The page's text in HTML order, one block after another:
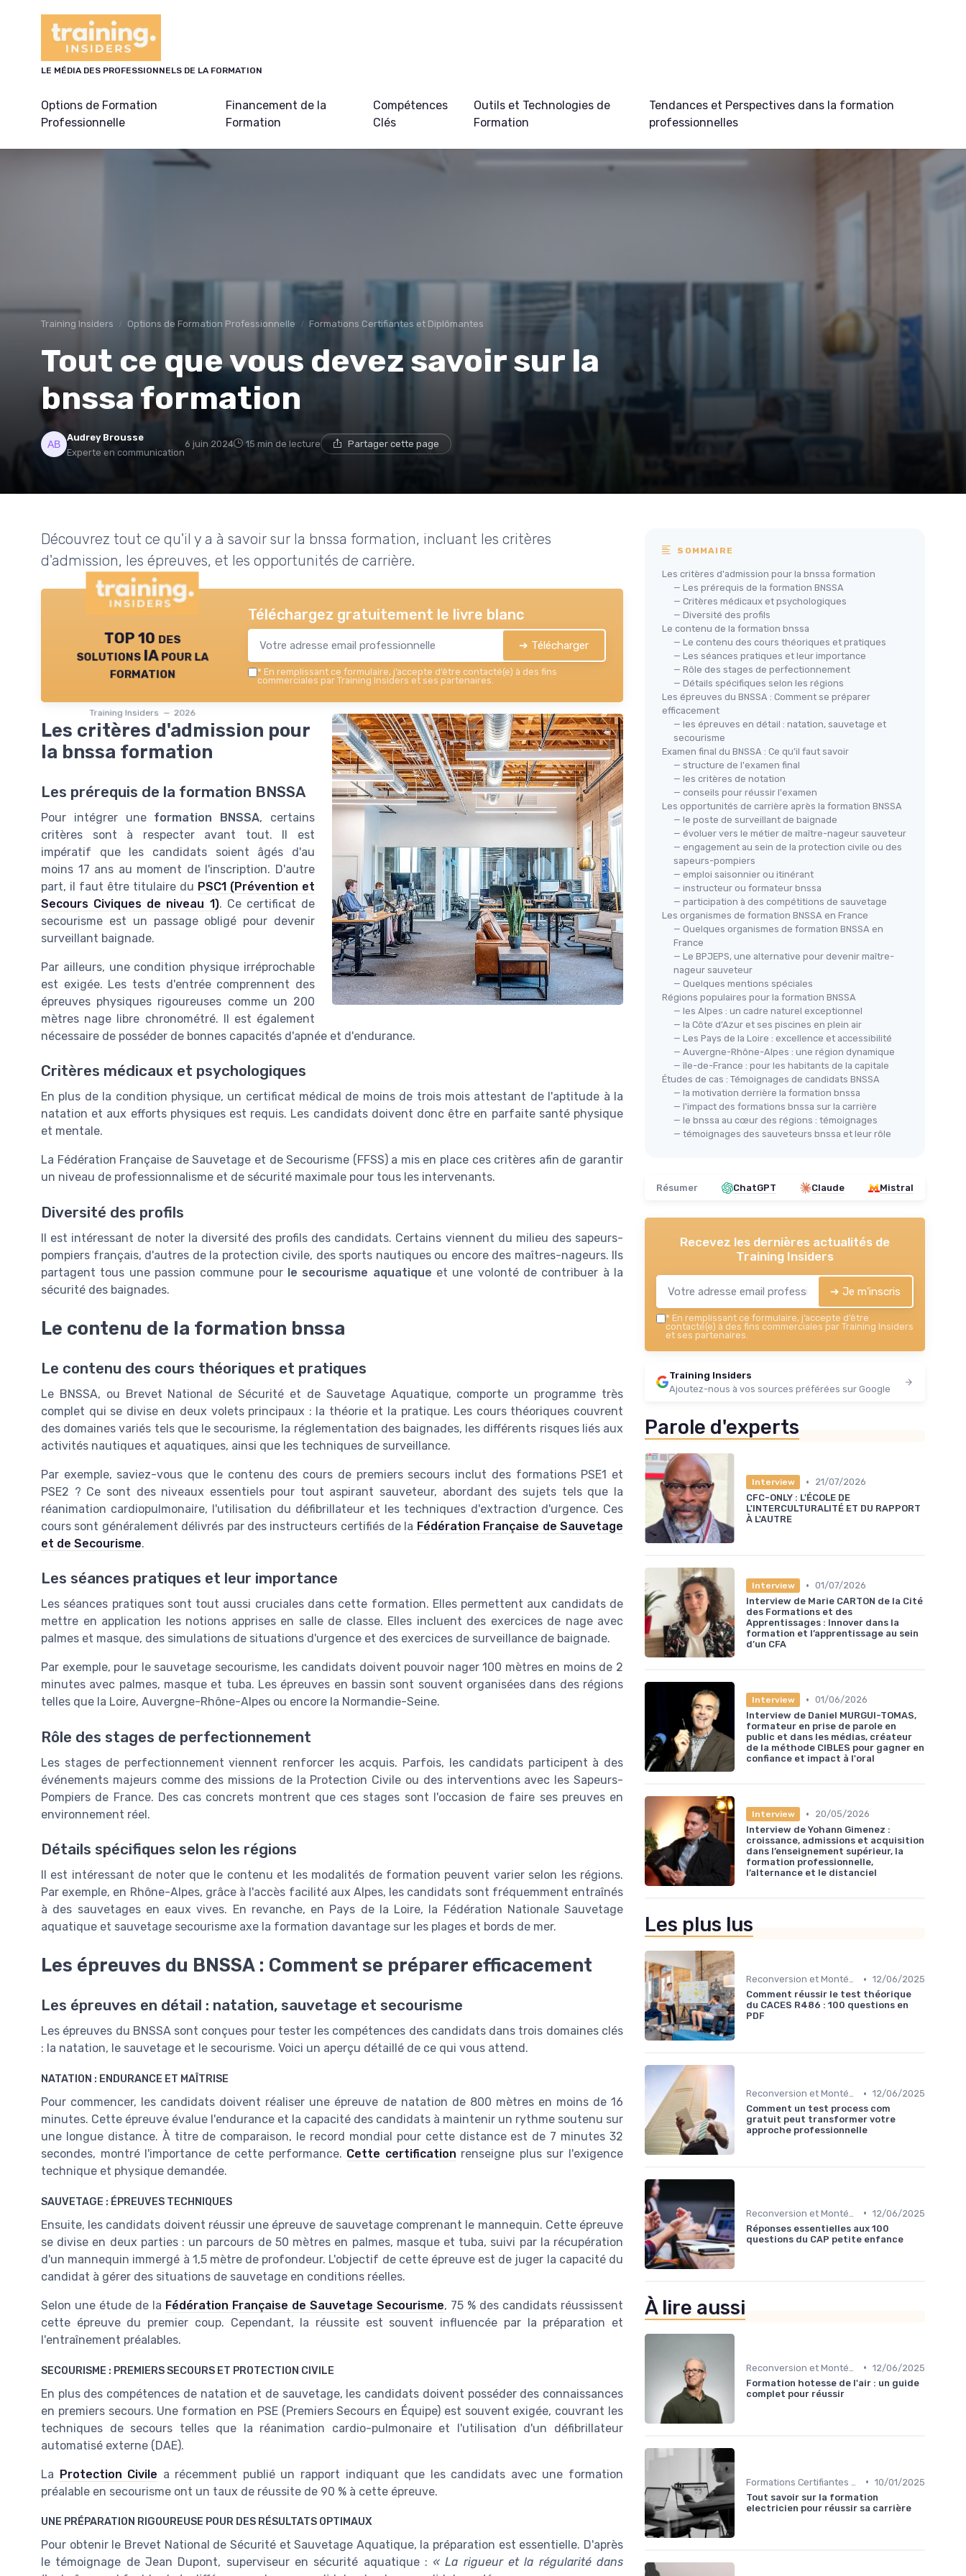
LE MÉDIA DES PROFESSIONNELS DE LA FORMATION
Options de Formation
Professionnelle
Financement de la
Formation
Compétences
Clés
Outils et Technologies de
Formation
Tendances et Perspectives dans la formation
professionnelles
Training Insiders Options de Formation Professionnelle Formations Certifiantes et Diplômantes
Tout ce que vous devez savoir sur la
bnssa formation
Audrey Brousse
Experte en communication
6 juin 2024 15 min de lecture Partager cette page
Découvrez tout ce qu'il y a à savoir sur la bnssa formation, incluant les critères
d'admission, les épreuves, et les opportunités de carrière.
TOP 10 des
solutions IA pour la
formation
Training Insiders — 2026
Téléchargez gratuitement le livre blanc
➔ Télécharger
* En remplissant ce formulaire, j’accepte d’être contacté(e) à des fins
commerciales par Training Insiders et ses partenaires.
Les critères d'admission pour
la bnssa formation
Les prérequis de la formation BNSSA
Pour intégrer une formation BNSSA, certains
critères sont à respecter avant tout. Il est
impératif que les candidats soient âgés d'au
moins 17 ans au moment de l'inscription. D'autre
part, il faut être titulaire du PSC1 (Prévention et
Secours Civiques de niveau 1). Ce certificat de
secourisme est un passage obligé pour devenir
surveillant baignade.
Par ailleurs, une condition physique irréprochable
est exigée. Les tests d'entrée comprennent des
épreuves physiques rigoureuses comme un 200
mètres nage libre chronométré. Il est également
nécessaire de posséder de bonnes capacités d'apnée et d'endurance.
Critères médicaux et psychologiques
En plus de la condition physique, un certificat médical de moins de trois mois attestant de l'aptitude à la
natation et aux efforts physiques est requis. Les candidats doivent donc être en parfaite santé physique
et mentale.
La Fédération Française de Sauvetage et de Secourisme (FFSS) a mis en place ces critères afin de garantir
un niveau de professionnalisme et de sécurité maximale pour tous les intervenants.
Diversité des profils
Il est intéressant de noter la diversité des profils des candidats. Certains viennent du milieu des sapeurs-
pompiers français, d'autres de la protection civile, des sports nautiques ou encore des maîtres-nageurs. Ils
partagent tous une passion commune pour le secourisme aquatique et une volonté de contribuer à la
sécurité des baignades.
Le contenu de la formation bnssa
Le contenu des cours théoriques et pratiques
Le BNSSA, ou Brevet National de Sécurité et de Sauvetage Aquatique, comporte un programme très
complet qui se divise en deux volets principaux : la théorie et la pratique. Les cours théoriques couvrent
des domaines variés tels que le secourisme, la réglementation des baignades, les différents risques liés aux
activités nautiques et aquatiques, ainsi que les techniques de surveillance.
Par exemple, saviez-vous que le contenu des cours de premiers secours inclut des formations PSE1 et
PSE2 ? Ce sont des niveaux essentiels pour tout aspirant sauveteur, abordant des sujets tels que la
réanimation cardiopulmonaire, l'utilisation du défibrillateur et les techniques d'extraction d'urgence. Ces
cours sont généralement délivrés par des instructeurs certifiés de la Fédération Française de Sauvetage
et de Secourisme.
Les séances pratiques et leur importance
Les séances pratiques sont tout aussi cruciales dans cette formation. Elles permettent aux candidats de
mettre en application les notions apprises en salle de classe. Elles incluent des exercices de nage avec
palmes et masque, des simulations de situations d'urgence et des exercices de surveillance de baignade.
Par exemple, pour le sauvetage secourisme, les candidats doivent pouvoir nager 100 mètres en moins de 2
minutes avec palmes, masque et tuba. Les épreuves en bassin sont souvent organisées dans des régions
telles que la Loire, Auvergne-Rhône-Alpes ou encore la Normandie-Seine.
Rôle des stages de perfectionnement
Les stages de perfectionnement viennent renforcer les acquis. Parfois, les candidats participent à des
événements majeurs comme des missions de la Protection Civile ou des interventions avec les Sapeurs-
Pompiers de France. Des cas concrets montrent que ces stages sont l'occasion de faire ses preuves en
environnement réel.
Détails spécifiques selon les régions
Il est intéressant de noter que le contenu et les modalités de formation peuvent varier selon les régions.
Par exemple, en Rhône-Alpes, grâce à l'accès facilité aux Alpes, les candidats sont fréquemment entraînés
à des sauvetages en eaux vives. En revanche, en Pays de la Loire, la Fédération Nationale Sauvetage
aquatique et sauvetage secourisme axe la formation davantage sur les plages et bords de mer.
Les épreuves du BNSSA : Comment se préparer efficacement
Les épreuves en détail : natation, sauvetage et secourisme
Les épreuves du BNSSA sont conçues pour tester les compétences des candidats dans trois domaines clés
: la natation, le sauvetage et le secourisme. Voici un aperçu détaillé de ce qui vous attend.
NATATION : ENDURANCE ET MAÎTRISE
Pour commencer, les candidats doivent réaliser une épreuve de natation de 800 mètres en moins de 16
minutes. Cette épreuve évalue l'endurance et la capacité des candidats à maintenir un rythme soutenu sur
une longue distance. À titre de comparaison, le record mondial pour cette distance est de 7 minutes 32
secondes, montré l'importance de cette performance. Cette certification renseigne plus sur l'exigence
technique et physique demandée.
SAUVETAGE : ÉPREUVES TECHNIQUES
Ensuite, les candidats doivent réussir une épreuve de sauvetage comprenant le mannequin. Cette épreuve
se divise en deux parties : un parcours de 50 mètres en palmes, masque et tuba, suivi par la récupération
d'un mannequin immergé à 1,5 mètre de profondeur. L'objectif de cette épreuve est de juger la capacité du
candidat à gérer des situations de sauvetage en conditions réelles.
Selon une étude de la Fédération Française de Sauvetage Secourisme, 75 % des candidats réussissent
cette épreuve du premier coup. Cependant, la réussite est souvent influencée par la préparation et
l'entraînement préalables.
SECOURISME : PREMIERS SECOURS ET PROTECTION CIVILE
En plus des compétences de natation et de sauvetage, les candidats doivent posséder des connaissances
en premiers secours. Une formation en PSE (Premiers Secours en Équipe) est souvent exigée, couvrant les
techniques de secours telles que la réanimation cardio-pulmonaire et l'utilisation d'un défibrillateur
automatisé externe (DAE).
La Protection Civile a récemment publié un rapport indiquant que les candidats avec une formation
préalable en secourisme ont un taux de réussite de 90 % à cette épreuve.
UNE PRÉPARATION RIGOUREUSE POUR DES RÉSULTATS OPTIMAUX
Pour obtenir le Brevet National de Sécurité et Sauvetage Aquatique, la préparation est essentielle. D'après
le témoignage de Jean Dupont, superviseur en sécurité aquatique : « La rigueur et la régularité dans
SOMMAIRE
Les critères d'admission pour la bnssa formation
— Les prérequis de la formation BNSSA
— Critères médicaux et psychologiques
— Diversité des profils
Le contenu de la formation bnssa
— Le contenu des cours théoriques et pratiques
— Les séances pratiques et leur importance
— Rôle des stages de perfectionnement
— Détails spécifiques selon les régions
Les épreuves du BNSSA : Comment se préparer
efficacement
— les épreuves en détail : natation, sauvetage et
secourisme
Examen final du BNSSA : Ce qu’il faut savoir
— structure de l'examen final
— les critères de notation
— conseils pour réussir l'examen
Les opportunités de carrière après la formation BNSSA
— le poste de surveillant de baignade
— évoluer vers le métier de maître-nageur sauveteur
— engagement au sein de la protection civile ou des
sapeurs-pompiers
— emploi saisonnier ou itinérant
— instructeur ou formateur bnssa
— participation à des compétitions de sauvetage
Les organismes de formation BNSSA en France
— Quelques organismes de formation BNSSA en
France
— Le BPJEPS, une alternative pour devenir maître-
nageur sauveteur
— Quelques mentions spéciales
Régions populaires pour la formation BNSSA
— les Alpes : un cadre naturel exceptionnel
— la Côte d’Azur et ses piscines en plein air
— Les Pays de la Loire : excellence et accessibilité
— Auvergne-Rhône-Alpes : une région dynamique
— île-de-France : pour les habitants de la capitale
Études de cas : Témoignages de candidats BNSSA
— la motivation derrière la formation bnssa
— l'impact des formations bnssa sur la carrière
— le bnssa au cœur des régions : témoignages
— témoignages des sauveteurs bnssa et leur rôle
Résumer ChatGPT Claude Mistral
Recevez les dernières actualités de
Training Insiders
➔ Je m'inscris
* En remplissant ce formulaire, j’accepte d’être
contacté(e) à des fins commerciales par Training Insiders
et ses partenaires.
Training Insiders
Ajoutez-nous à vos sources préférées sur Google
Parole d'experts
Interview •
21/07/2026
CFC-ONLY : L'ÉCOLE DE
L'INTERCULTURALITÉ ET DU RAPPORT
À L'AUTRE
Interview • 01/07/2026
Interview de Marie CARTON de la Cité
des Formations et des
Apprentissages : Innover dans la
formation et l’apprentissage au sein
d’un CFA
Interview • 01/06/2026
Interview de Daniel MURGUI-TOMAS,
formateur en prise de parole en
public et dans les médias, créateur
de la méthode CIBLES pour gagner en
confiance et impact à l'oral
Interview •
20/05/2026
Interview de Yohann Gimenez :
croissance, admissions et acquisition
dans l’enseignement supérieur, la
formation professionnelle,
l’alternance et le distanciel
Les plus lus
Reconversion et Montée en Compétences • 12/06/2025
Comment réussir le test théorique
du CACES R486 : 100 questions en
PDF
Reconversion et Montée en Compétences • 12/06/2025
Comment un test process com
gratuit peut transformer votre
approche professionnelle
• 12/06/2025
Réponses essentielles aux 100
questions du CAP petite enfance
À lire aussi
• 12/06/2025
Formation hotesse de l'air : un guide
complet pour réussir
• 10/01/2025
Tout savoir sur la formation
electricien pour réussir sa carrière